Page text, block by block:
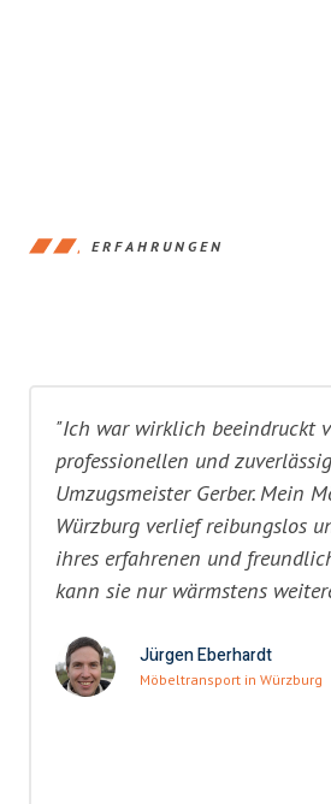
ERFAHRUNGEN
"Ich war wirklich beeindruckt
professionellen und
Umzugsmeister Gerber. Mein
Würzburg verlief reibungslos
ihres erfahrenen und
kann sie nur wärmstens
Jürgen Eberhardt
Möbeltransport in Würzburg